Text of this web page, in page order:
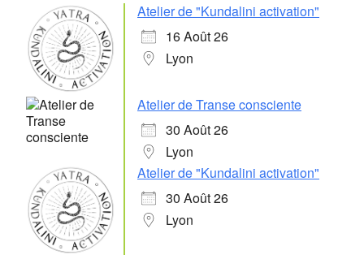
Atelier de "Kundalini activation"
16 Août 26
Lyon
Atelier de Transe consciente
30 Août 26
Lyon
Atelier de "Kundalini activation"
30 Août 26
Lyon